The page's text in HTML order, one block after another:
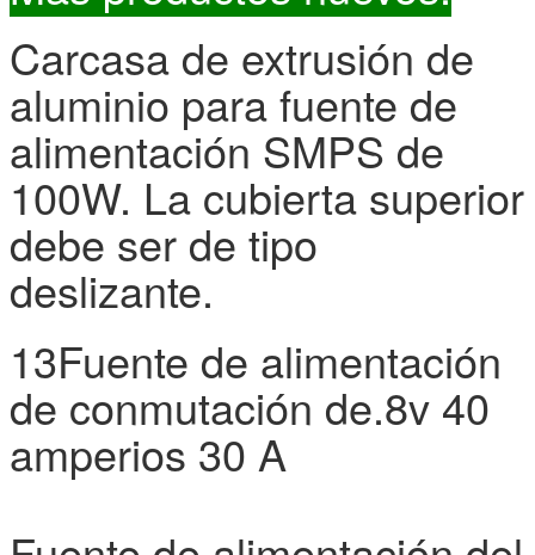
Temperatura de
-20 ~ + 85 °C, 10 ~ 95% de HRA
Coeficiente de
± 0,03%/°C (0 a 50°C)
Vibración
10 ~ 500 Hz, 2G 10 min./1 ciclo, 60 min.
Seguridad y EMC
Resiste el voltaje
En el caso de las empresas de servicios
Resistencia al
aislamiento
El valor de las emisiones de CO2
conductores eléctricos.
Las demás
El número de
234.3K horas min. MIL-HDBK-217F (25
Dimensión
El valor de las emisiones de gases de
Envasado
1.07Kg; 12pcs/13.5Kg/0.92CUFT
Nota
1Todos los parámetros NO mencionados se miden a 230
Carcasa de extrusión de
aluminio para fuente de
alimentación SMPS de
100W. La cubierta superior
debe ser de tipo
deslizante.
13Fuente de alimentación
de conmutación de.8v 40
amperios 30 A